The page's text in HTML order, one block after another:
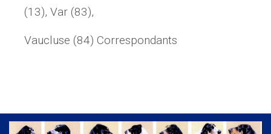
(13), Var (83),
Vaucluse (84) Correspondants